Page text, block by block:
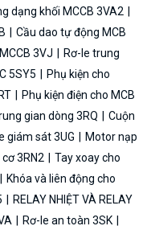
dạng khối MCCB 3VA2
Cầu dao tự động MCB
3VJ
Rơ-le trung
5SY5
Phụ kiện cho
Phụ kiện điện cho MCB
gian dòng 3RQ
Cuộn
giám sát 3UG
Motor nạp
3RN2
Tay xoay cho
Khóa và liên động cho
RELAY NHIỆT VÀ RELAY
Rơ-le an toàn 3SK